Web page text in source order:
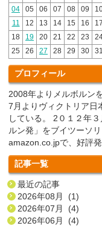
04
05 06 07 08 09
11
12 13 14 15 16
17
18
19 20 21 22 23
25
26 27 28 29 30 31
プロフィール
2008年よりメルボルン
7月よりヴィクトリア日
している。 2０１２年
ルン発」をブイツーソ
amazon.co.jpで、好評発
記事一覧
最近の記事
2026年08月 (1)
2026年07月 (4)
2026年06月 (4)